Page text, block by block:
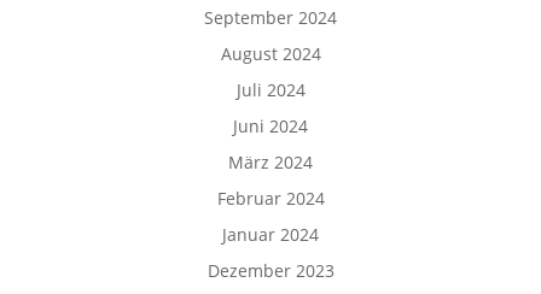
September 2024
August 2024
Juli 2024
Juni 2024
März 2024
Februar 2024
Januar 2024
Dezember 2023